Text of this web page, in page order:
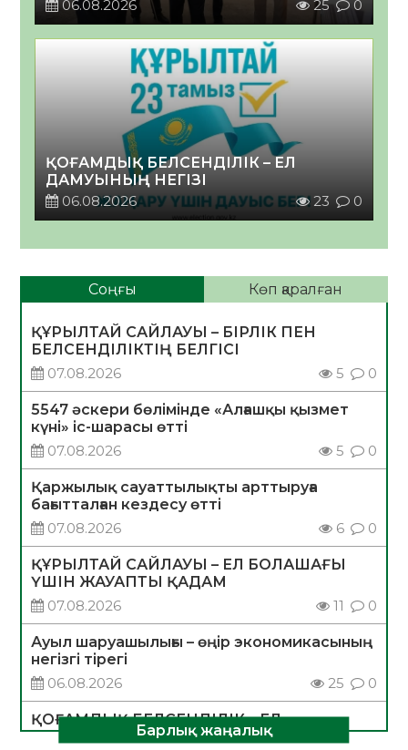
06.08.2026 25 0
ҚОҒАМДЫҚ БЕЛСЕНДІЛІК – ЕЛ
ДАМУЫНЫҢ НЕГІЗІ
06.08.2026
23 0
Соңғы Көп қаралған
ҚҰРЫЛТАЙ САЙЛАУЫ – БІРЛІК ПЕН
БЕЛСЕНДІЛІКТІҢ БЕЛГІСІ
07.08.2026
5 0
5547 әскери бөлімінде «Алғашқы қызмет
күні» іс-шарасы өтті
07.08.2026
5 0
Қаржылық сауаттылықты арттыруға
бағытталған кездесу өтті
07.08.2026
6 0
ҚҰРЫЛТАЙ САЙЛАУЫ – ЕЛ БОЛАШАҒЫ
ҮШІН ЖАУАПТЫ ҚАДАМ
07.08.2026
11 0
Ауыл шаруашылығы – өңір экономикасының
негізгі тірегі
06.08.2026
25 0
ҚОҒАМДЫҚ БЕЛСЕНДІЛІК – ЕЛ
ДАМУЫНЫҢ НЕГІЗІБарлық жаңалық